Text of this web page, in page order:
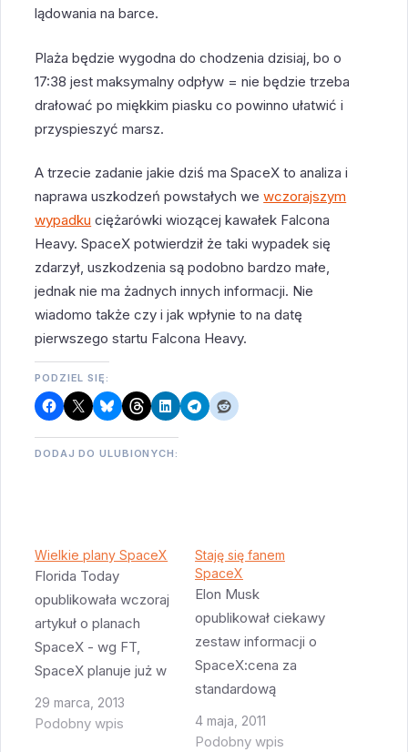
lądowania na barce.
Plaża będzie wygodna do chodzenia dzisiaj, bo o
17:38 jest maksymalny odpływ = nie będzie trzeba
drałować po miękkim piasku co powinno ułatwić i
przyspieszyć marsz.
A trzecie zadanie jakie dziś ma SpaceX to analiza i
naprawa uszkodzeń powstałych wewczorajszym
wypadku ciężarówki wiozącej kawałek Falcona
Heavy. SpaceX potwierdził że taki wypadek się
zdarzył, uszkodzenia są podobno bardzo małe,
jednak nie ma żadnych innych informacji. Nie
wiadomo także czy i jak wpłynie to na datę
pierwszego startu Falcona Heavy.
PODZIEL SIĘ:
DODAJ DO ULUBIONYCH:
Wielkie plany SpaceX
Florida Today
opublikowała wczoraj
artykuł o planach
SpaceX - wg FT,
SpaceX planuje już w
2014 roku pierwsze
próby nowego
29 marca, 2013
Podobny wpis
Staję się fanem
SpaceX
Elon Musk
opublikował ciekawy
zestaw informacji o
SpaceX:cena za
standardową
konfigurację Falcon 9
to $54M. I jest to
4 maja, 2011
Podobny wpis